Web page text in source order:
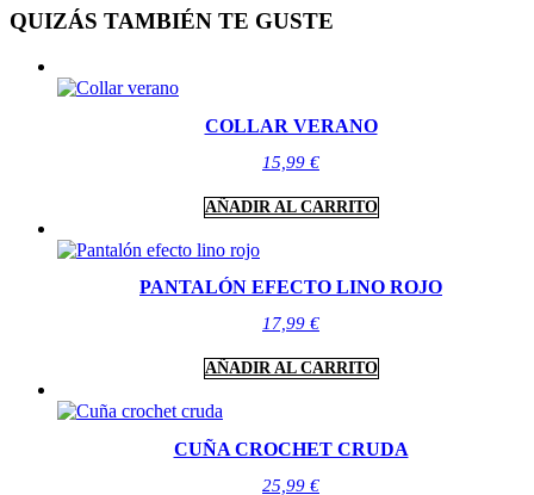
QUIZÁS TAMBIÉN TE GUSTE
COLLAR VERANO
15,99 €
AÑADIR AL CARRITO
PANTALÓN EFECTO LINO ROJO
17,99 €
AÑADIR AL CARRITO
CUÑA CROCHET CRUDA
25,99 €